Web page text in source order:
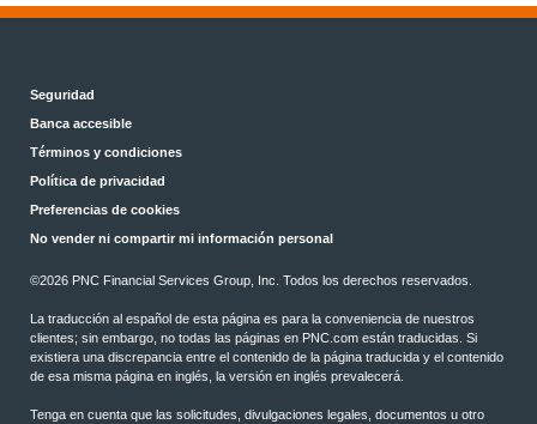
Seguridad
Banca accesible
Términos y condiciones
Política de privacidad
Preferencias de cookies
No vender ni compartir mi información personal
©2026 PNC Financial Services Group, Inc. Todos los derechos reservados.
La traducción al español de esta página es para la conveniencia de nuestros
clientes; sin embargo, no todas las páginas en PNC.com están traducidas. Si
existiera una discrepancia entre el contenido de la página traducida y el contenido
de esa misma página en inglés, la versión en inglés prevalecerá.
Tenga en cuenta que las solicitudes, divulgaciones legales, documentos u otro